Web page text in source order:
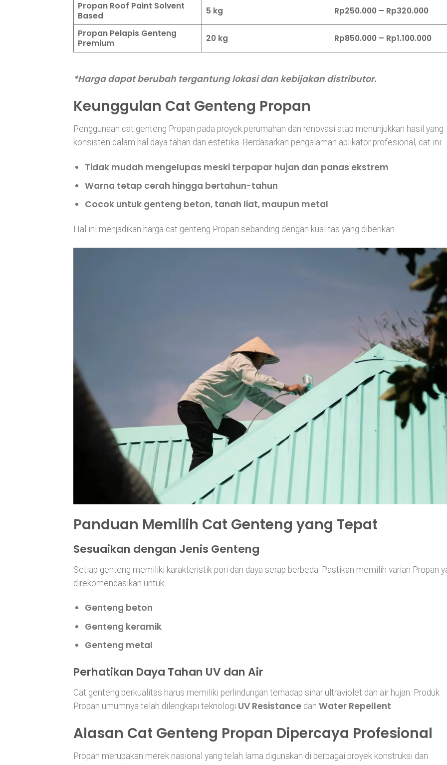
Propan Roof Paint Solvent
Based
5 kg Rp250.000 – Rp320.000
Propan Pelapis Genteng
Premium
20 kg Rp850.000 – Rp1.100.000
*Harga dapat berubah tergantung lokasi dan kebijakan distributor.
Keunggulan Cat Genteng Propan
Penggunaan cat genteng Propan pada proyek perumahan dan renovasi atap menunjukkan hasil yang
konsisten dalam hal daya tahan dan estetika. Berdasarkan pengalaman aplikator profesional, cat ini:
Tidak mudah mengelupas meski terpapar hujan dan panas ekstrem
Warna tetap cerah hingga bertahun-tahun
Cocok untuk genteng beton, tanah liat, maupun metal
Hal ini menjadikan harga cat genteng Propan sebanding dengan kualitas yang diberikan.
Panduan Memilih Cat Genteng yang Tepat
Sesuaikan dengan Jenis Genteng
Setiap genteng memiliki karakteristik pori dan daya serap berbeda. Pastikan memilih varian Propan
direkomendasikan untuk:
Genteng beton
Genteng keramik
Genteng metal
Perhatikan Daya Tahan UV dan Air
Cat genteng berkualitas harus memiliki perlindungan terhadap sinar ultraviolet dan air hujan. Produk
Propan umumnya telah dilengkapi teknologi UV Resistance dan Water Repellent
Alasan Cat Genteng Propan Dipercaya Profesional
Propan merupakan merek nasional yang telah lama digunakan di berbagai proyek konstruksi dan